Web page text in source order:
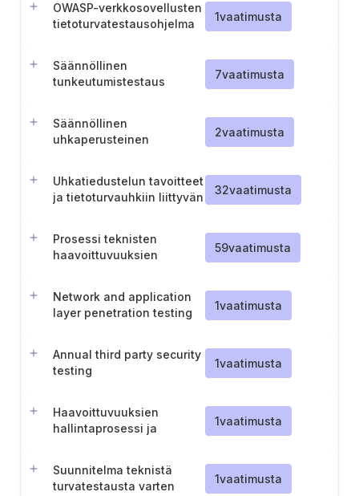
OWASP-verkkosovellusten
tietoturvatestausohjelma
1vaatimusta
Säännöllinen
tunkeutumistestaus
7vaatimusta
Säännöllinen
uhkaperusteinen
2vaatimusta
Uhkatiedustelun tavoitteet
ja tietoturvauhkiin liittyvän
32vaatimusta
Prosessi teknisten
haavoittuvuuksien
59vaatimusta
Network and application
layer penetration testing
1vaatimusta
Annual third party security
testing
1vaatimusta
Haavoittuvuuksien
hallintaprosessi ja
1vaatimusta
Suunnitelma teknistä
turvatestausta varten
1vaatimusta